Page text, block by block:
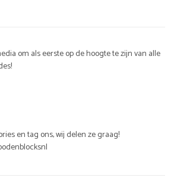
om als eerste op de hoogte te zijn van alle
en tag ons, wij delen ze graag!